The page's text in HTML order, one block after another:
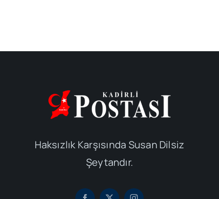
Haksızlık Karşısında Susan Dilsiz
Şeytandır.